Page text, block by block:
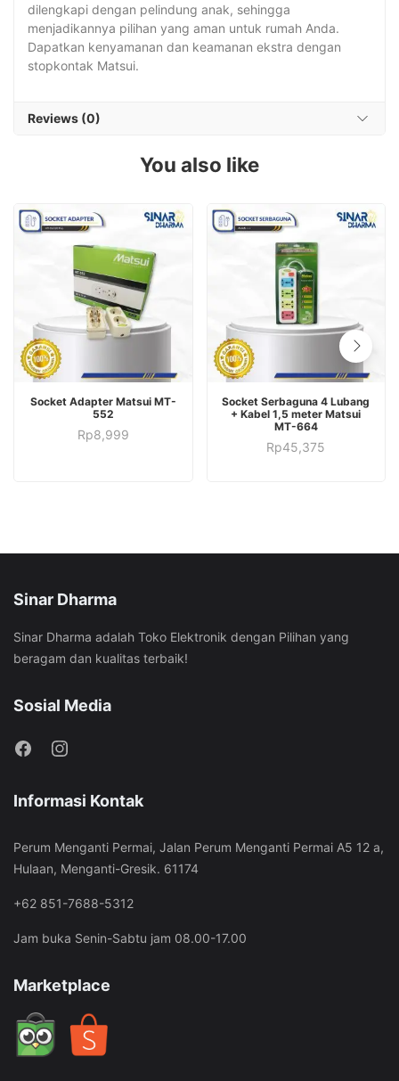
dilengkapi dengan pelindung anak, sehingga
menjadikannya pilihan yang aman untuk rumah Anda.
Dapatkan kenyamanan dan keamanan ekstra dengan
stopkontak Matsui.
Reviews (0)
You also like
ADD TO CART
Socket Adapter Matsui MT-
552
Rp8,999
ADD TO CART
Socket Serbaguna 4 Lubang
+ Kabel 1,5 meter Matsui
MT-664
Rp45,375
Sinar Dharma
Sinar Dharma adalah Toko Elektronik dengan Pilihan yang
beragam dan kualitas terbaik!
Sosial Media
Informasi Kontak
Perum Menganti Permai, Jalan Perum Menganti Permai A5 12 a,
Hulaan, Menganti-Gresik. 61174
+62 851-7688-5312
Jam buka Senin-Sabtu jam 08.00-17.00
Marketplace